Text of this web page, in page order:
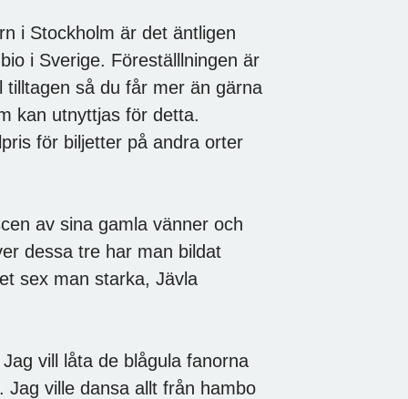
i Stockholm är det äntligen
i Sverige. Föreställlningen är
så du får mer än gärna
kan utnyttjas för detta.
för biljetter på andra orter
av sina gamla vänner och
dessa tre har man bildat
sex man starka, Jävla
vill låta de blågula fanorna
ville dansa allt från hambo